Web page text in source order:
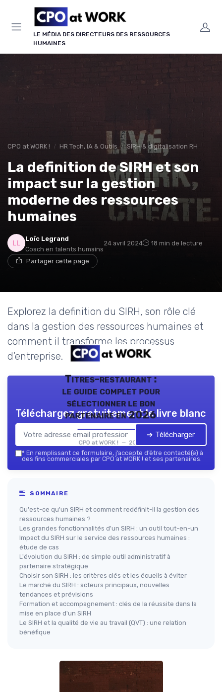
LE MÉDIA DES DIRECTEURS DES RESSOURCES
HUMAINES
CPO at WORK ! HR Tech, IA & Outils SIRH & digitalisation RH
La definition de SIRH et son
impact sur la gestion
moderne des ressources
humaines
Loïc Legrand
Coach en talents humains
24 avril 2024 18 min de lecture
Partager cette page
Explorez la definition du SIRH, son rôle clé
dans la gestion des ressources humaines et
comment il transforme les processus
d'entreprise.
Titres-restaurant :
le guide complet pour
sélectionner le bon
partenaire en 2026
CPO at WORK ! — 2026
Téléchargez gratuitement le livre blanc
➔ Télécharger
* En remplissant ce formulaire, j’accepte d’être contacté(e) à
des fins commerciales par CPO at WORK ! et ses partenaires.
SOMMAIRE
Qu'est-ce qu'un SIRH et comment redéfinit-il la gestion des
ressources humaines ?
Les grandes fonctionnalités d'un SIRH : un outil tout-en-un
Impact du SIRH sur le service des ressources humaines :
étude de cas
L'évolution du SIRH : de simple outil administratif à
partenaire stratégique
Choisir son SIRH : les critères clés et les écueils à éviter
Le marché du SIRH : acteurs principaux, nouvelles
tendances et prévisions
Formation et accompagnement : clés de la réussite dans la
mise en place d'un SIRH
Le SIRH et la qualité de vie au travail (QVT) : une relation
bénéfique
Panneau de gestion des cookies